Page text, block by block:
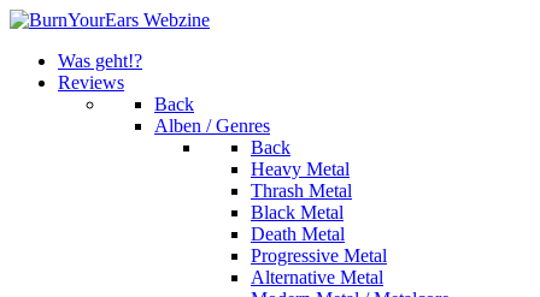
Was geht!?
Reviews
Back
Alben / Genres
Back
Heavy Metal
Thrash Metal
Black Metal
Death Metal
Progressive Metal
Alternative Metal